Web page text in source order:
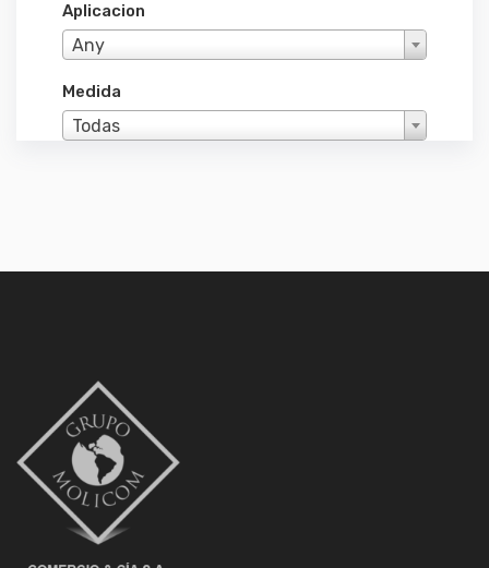
Aplicacion
Any
Medida
Todas